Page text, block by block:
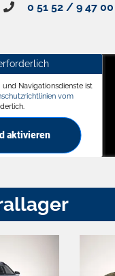
0 51 52 / 9 47 00
Navigationsdienste ist
vom
aktivieren